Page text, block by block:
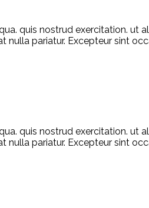
quis nostrud exercitation. ut
nulla pariatur. Excepteur sint
quis nostrud exercitation. ut
nulla pariatur. Excepteur sint